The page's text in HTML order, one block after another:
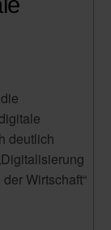
deutlich
Wirtschaft“